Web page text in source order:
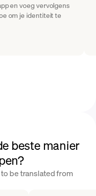
en voeg vervolgens
om je identiteit te
beste manier
be translated from